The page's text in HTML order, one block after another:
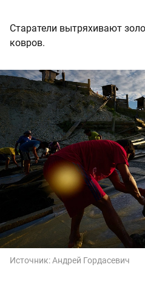
Старатели вытряхивают
ковров.
Источник:Андрей Гордасевич